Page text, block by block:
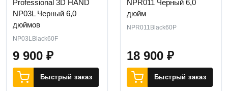
Professional 3D HAND
NP03L Черный 6,0
дюймов
NP03LBlack60F
9 900 ₽
Быстрый заказ
NPR011 Черный 6,0
дюйм
NPR011Black60P
18 900 ₽
Быстрый заказ